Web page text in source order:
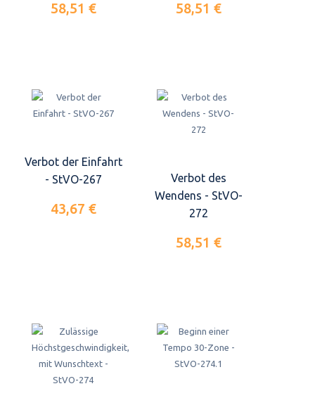
58,51 € 58,51 €
Verbot der Einfahrt
- StVO-267
43,67 €
Verbot des
Wendens - StVO-
272
58,51 €